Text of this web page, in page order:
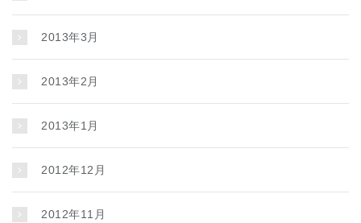
2013年3月
2013年2月
2013年1月
2012年12月
2012年11月